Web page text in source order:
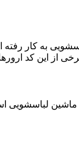
به کار
از این کد
لباسشویی